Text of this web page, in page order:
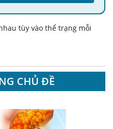
tùy vào thể trạng mỗi
CHỦ ĐỀ